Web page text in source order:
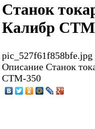
Станок
Калибр
pic_527f61f858bfe.jpg
Описание Станок
СТМ-350